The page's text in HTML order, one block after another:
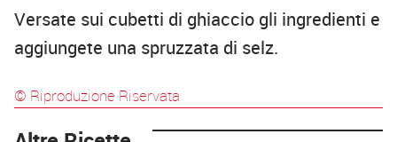
Versate sui cubetti di ghiaccio gli ingredienti e
aggiungete una spruzzata di selz.
© Riproduzione Riservata